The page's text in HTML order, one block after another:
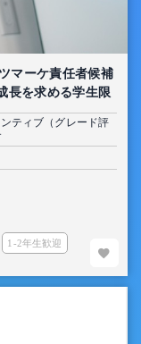
マーケ責任者候補
長を求める学生限
ティブ（グレード評
1-2年生歓迎